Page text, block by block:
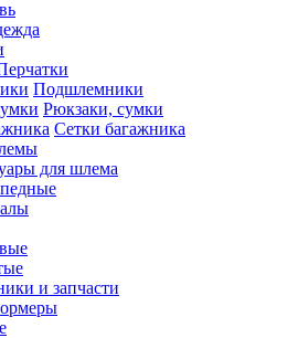
Подшлемники
Рюкзаки, сумки
Сетки багажника
для шлема
и запчасти